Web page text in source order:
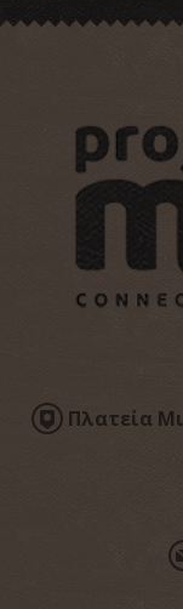
ΠΑΡΑΛΙΕΣ
Φαράγγι
Πλατεία